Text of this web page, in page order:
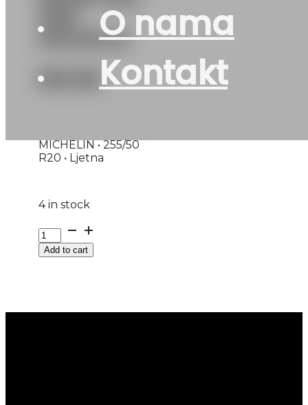
O nama
Kontakt
MICHELIN
502
MICHELIN • 255/50
R20 • Ljetna
4 in stock
255/50R20
4X4
PILOT-
Add to cart